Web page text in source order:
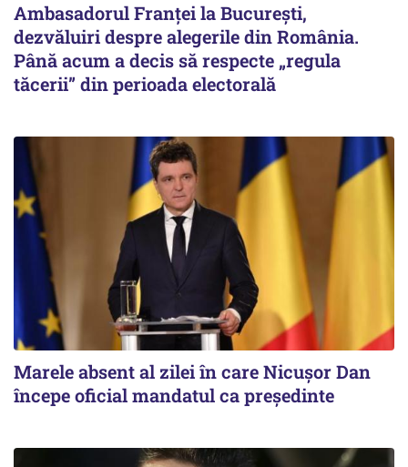
Ambasadorul Franței la București,
dezvăluiri despre alegerile din România.
Până acum a decis să respecte „regula
tăcerii” din perioada electorală
Marele absent al zilei în care Nicușor Dan
începe oficial mandatul ca președinte